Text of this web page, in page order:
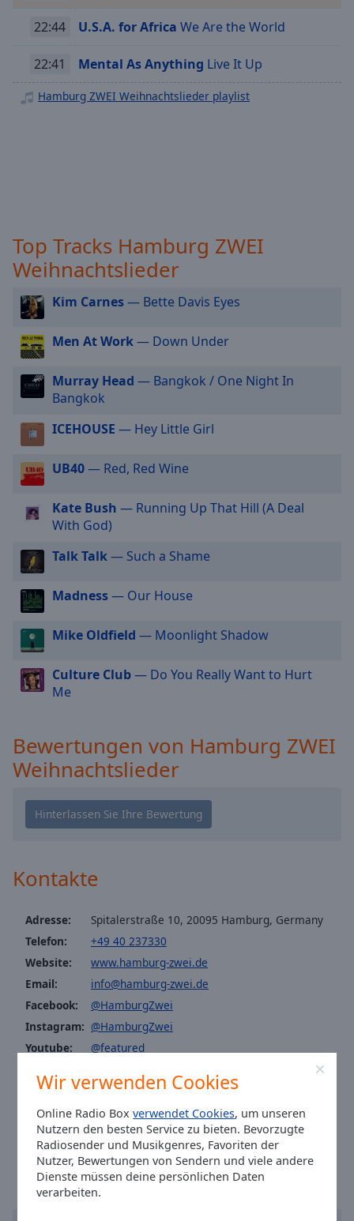
Wir verwenden Cookies
Online Radio Boxverwendet Cookies, um unseren
Nutzern den besten Service zu bieten. Bevorzugte
Radiosender und Musikgenres, Favoriten der
Nutzer, Bewertungen von Sendern und viele andere
Dienste müssen deine persönlichen Daten
verarbeiten.
settings,
opens
subtitles
Picture-
in-
Fullscreen
This
modal
window.
Beginning
dialog
window.
and
close
window.
Text
Color
Text
Background
Color
Opacity
Caption
Area
Color
Opacity
Font
Family
22:44 U.S.A. for Africa We Are the World
22:41 Mental As Anything Live It Up
Hamburg ZWEI Weihnachtslieder playlist
Top Tracks Hamburg ZWEI
Weihnachtslieder
Kim Carnes— Bette Davis Eyes
Men At Work— Down Under
Murray Head — Bangkok / One Night In
Bangkok
ICEHOUSE — Hey Little Girl
UB40— Red, Red Wine
Kate Bush — Running Up That Hill (A Deal
With God)
Talk Talk— Such a Shame
Madness— Our House
Mike Oldfield — Moonlight Shadow
Culture Club— Do You Really Want to Hurt
Me
Bewertungen von Hamburg ZWEI
Weihnachtslieder
Kontakte
Adresse:
Spitalerstraße 10, 20095 Hamburg, Germany
Telefon:
+49 40 237330
Website:
www.hamburg-zwei.de
Email:
info@hamburg-zwei.de
Facebook:
@HamburgZwei
Instagram: @HamburgZwei
Youtube:
@featured
Christian Gilly
Fax: 040/ 237 33-438
Ortszeit in Hamburg:00:55,08.07.2026